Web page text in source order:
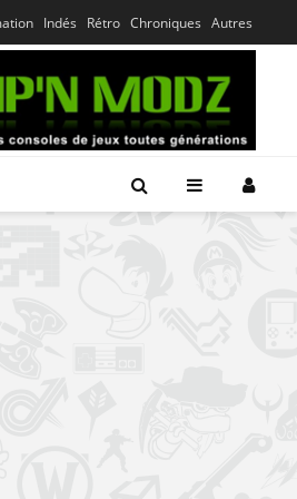
Indés Rétro Chroniques Autres